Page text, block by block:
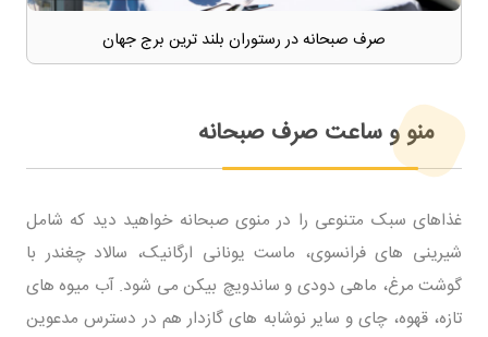
صرف صبحانه در رستوران بلند ترین برج جهان
منو و ساعت صرف صبحانه
غذاهای سبک متنوعی را در منوی صبحانه خواهید دید که شامل
شیرینی های فرانسوی، ماست یونانی ارگانیک، سالاد چغندر با
گوشت مرغ، ماهی دودی و ساندویچ بیکن می شود. آب میوه های
تازه، قهوه، چای و سایر نوشابه های گازدار هم در دسترس مدعوین